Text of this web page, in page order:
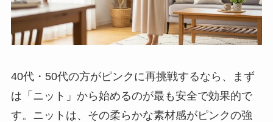
40代・50代の方がピンクに再挑戦するなら、まず
は「ニット」から始めるのが最も安全で効果的で
す。ニットは、その柔らかな素材感がピンクの強